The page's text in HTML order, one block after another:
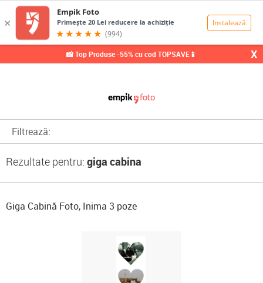
📸 Top Produse -55% cu cod TOPSAVE📱 X
Filtrează:
Rezultate pentru: giga cabina
Giga Cabină Foto, Inima 3 poze